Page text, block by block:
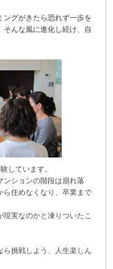
ングがきたら恐れず一歩を
んな風に進化し続け、自
しています。
ンションの階段は崩れ落
ら住めなくなり、卒業まで
実なのかと凍りついたこ
ら挑戦しよう、人生楽しん